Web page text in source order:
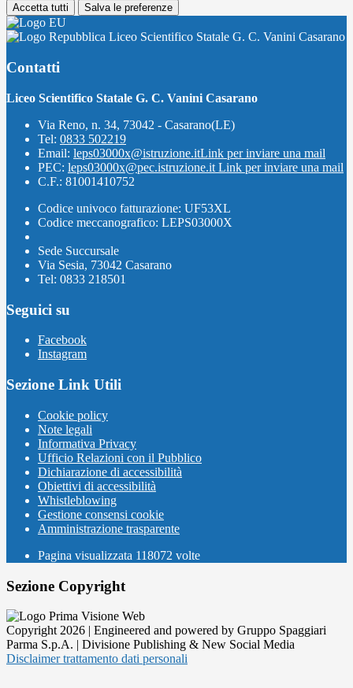
Accetta tutti Salva le preferenze
Liceo Scientifico Statale G. C. Vanini Casarano
Contatti
Liceo Scientifico Statale G. C. Vanini Casarano
Via Reno, n. 34, 73042 - Casarano(LE)
Tel: 0833 502219
Email: leps03000x@istruzione.itLink per inviare una mail
PEC: leps03000x@pec.istruzione.it Link per inviare una mail
C.F.: 81001410752
Codice univoco fatturazione: UF53XL
Codice meccanografico: LEPS03000X
Sede Succursale
Via Sesia, 73042 Casarano
Tel: 0833 218501
Seguici su
Facebook
Instagram
Sezione Link Utili
Cookie policy
Note legali
Informativa Privacy
Ufficio Relazioni con il Pubblico
Dichiarazione di accessibilità
Obiettivi di accessibilità
Whistleblowing
Gestione consensi cookie
Amministrazione trasparente
Pagina visualizzata 118072 volte
Sezione Copyright
Copyright 2026 | Engineered and powered by Gruppo Spaggiari
Parma S.p.A. | Divisione Publishing & New Social Media
Disclaimer trattamento dati personali